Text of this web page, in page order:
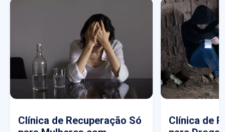
Clínica de Recuperação Só
Clínica de